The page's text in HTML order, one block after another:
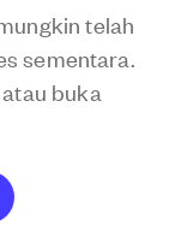
telah
sementara.
buka